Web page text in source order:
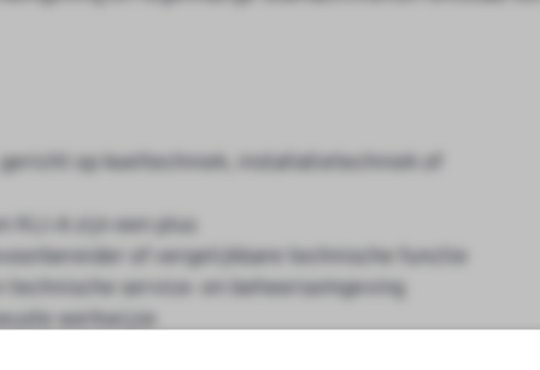
op koeltechniek, installatietechniek of
KLI‑A zijn een plus
of vergelijkbare technische functie
service‑ en beheersomgeving
werkwijze
helder te communiceren met monteurs, klanten en